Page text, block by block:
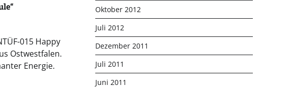
015 Happy
Ostwestfalen.
Energie.
Oktober 2012
Juli 2012
Dezember 2011
Juli 2011
Juni 2011